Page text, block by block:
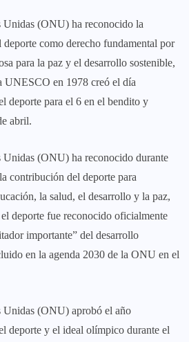
Unidas (ONU) ha reconocido la
deporte como derecho fundamental por
para la paz y el desarrollo sostenible,
UNESCO en 1978 creó el día
deporte para el 6 en el bendito y
abril.
Unidas (ONU) ha reconocido durante
contribución del deporte para
la salud, el desarrollo y la paz,
deporte fue reconocido oficialmente
importante” del desarrollo
en la agenda 2030 de la ONU en el
Unidas (ONU) aprobó el año
deporte y el ideal olímpico durante el